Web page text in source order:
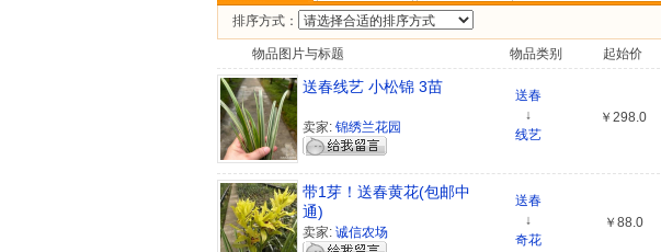
排序方式：
物品图片与标题
物品类别 起始价
送春线艺 小松锦 3苗
卖家: 锦绣兰花园
送春
↓
线艺
￥298.0
带1芽！送春黄花(包邮中
通)
卖家: 诚信农场
送春
↓
奇花
￥88.0